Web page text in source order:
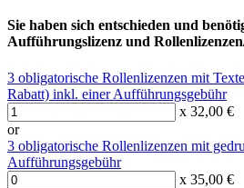
Sie haben sich entschieden und
Aufführungslizenz und
3 obligatorische Rollenlizenzen mit
Rabatt) inkl. einer Aufführungsgebühr
x 32,00 €
or
3 obligatorische Rollenlizenzen mit
Aufführungsgebühr
x 35,00 €